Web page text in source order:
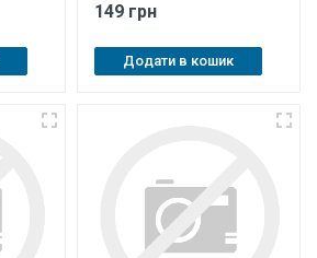
149 грн
Додати в кошик